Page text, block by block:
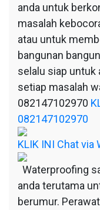
anda untuk
masalah
atau untuk
bangunan
selalu siap untuk
setiap masalah
082147102970
082147102970
KLIK INI Chat
Waterproofing
anda terutama
berumur.